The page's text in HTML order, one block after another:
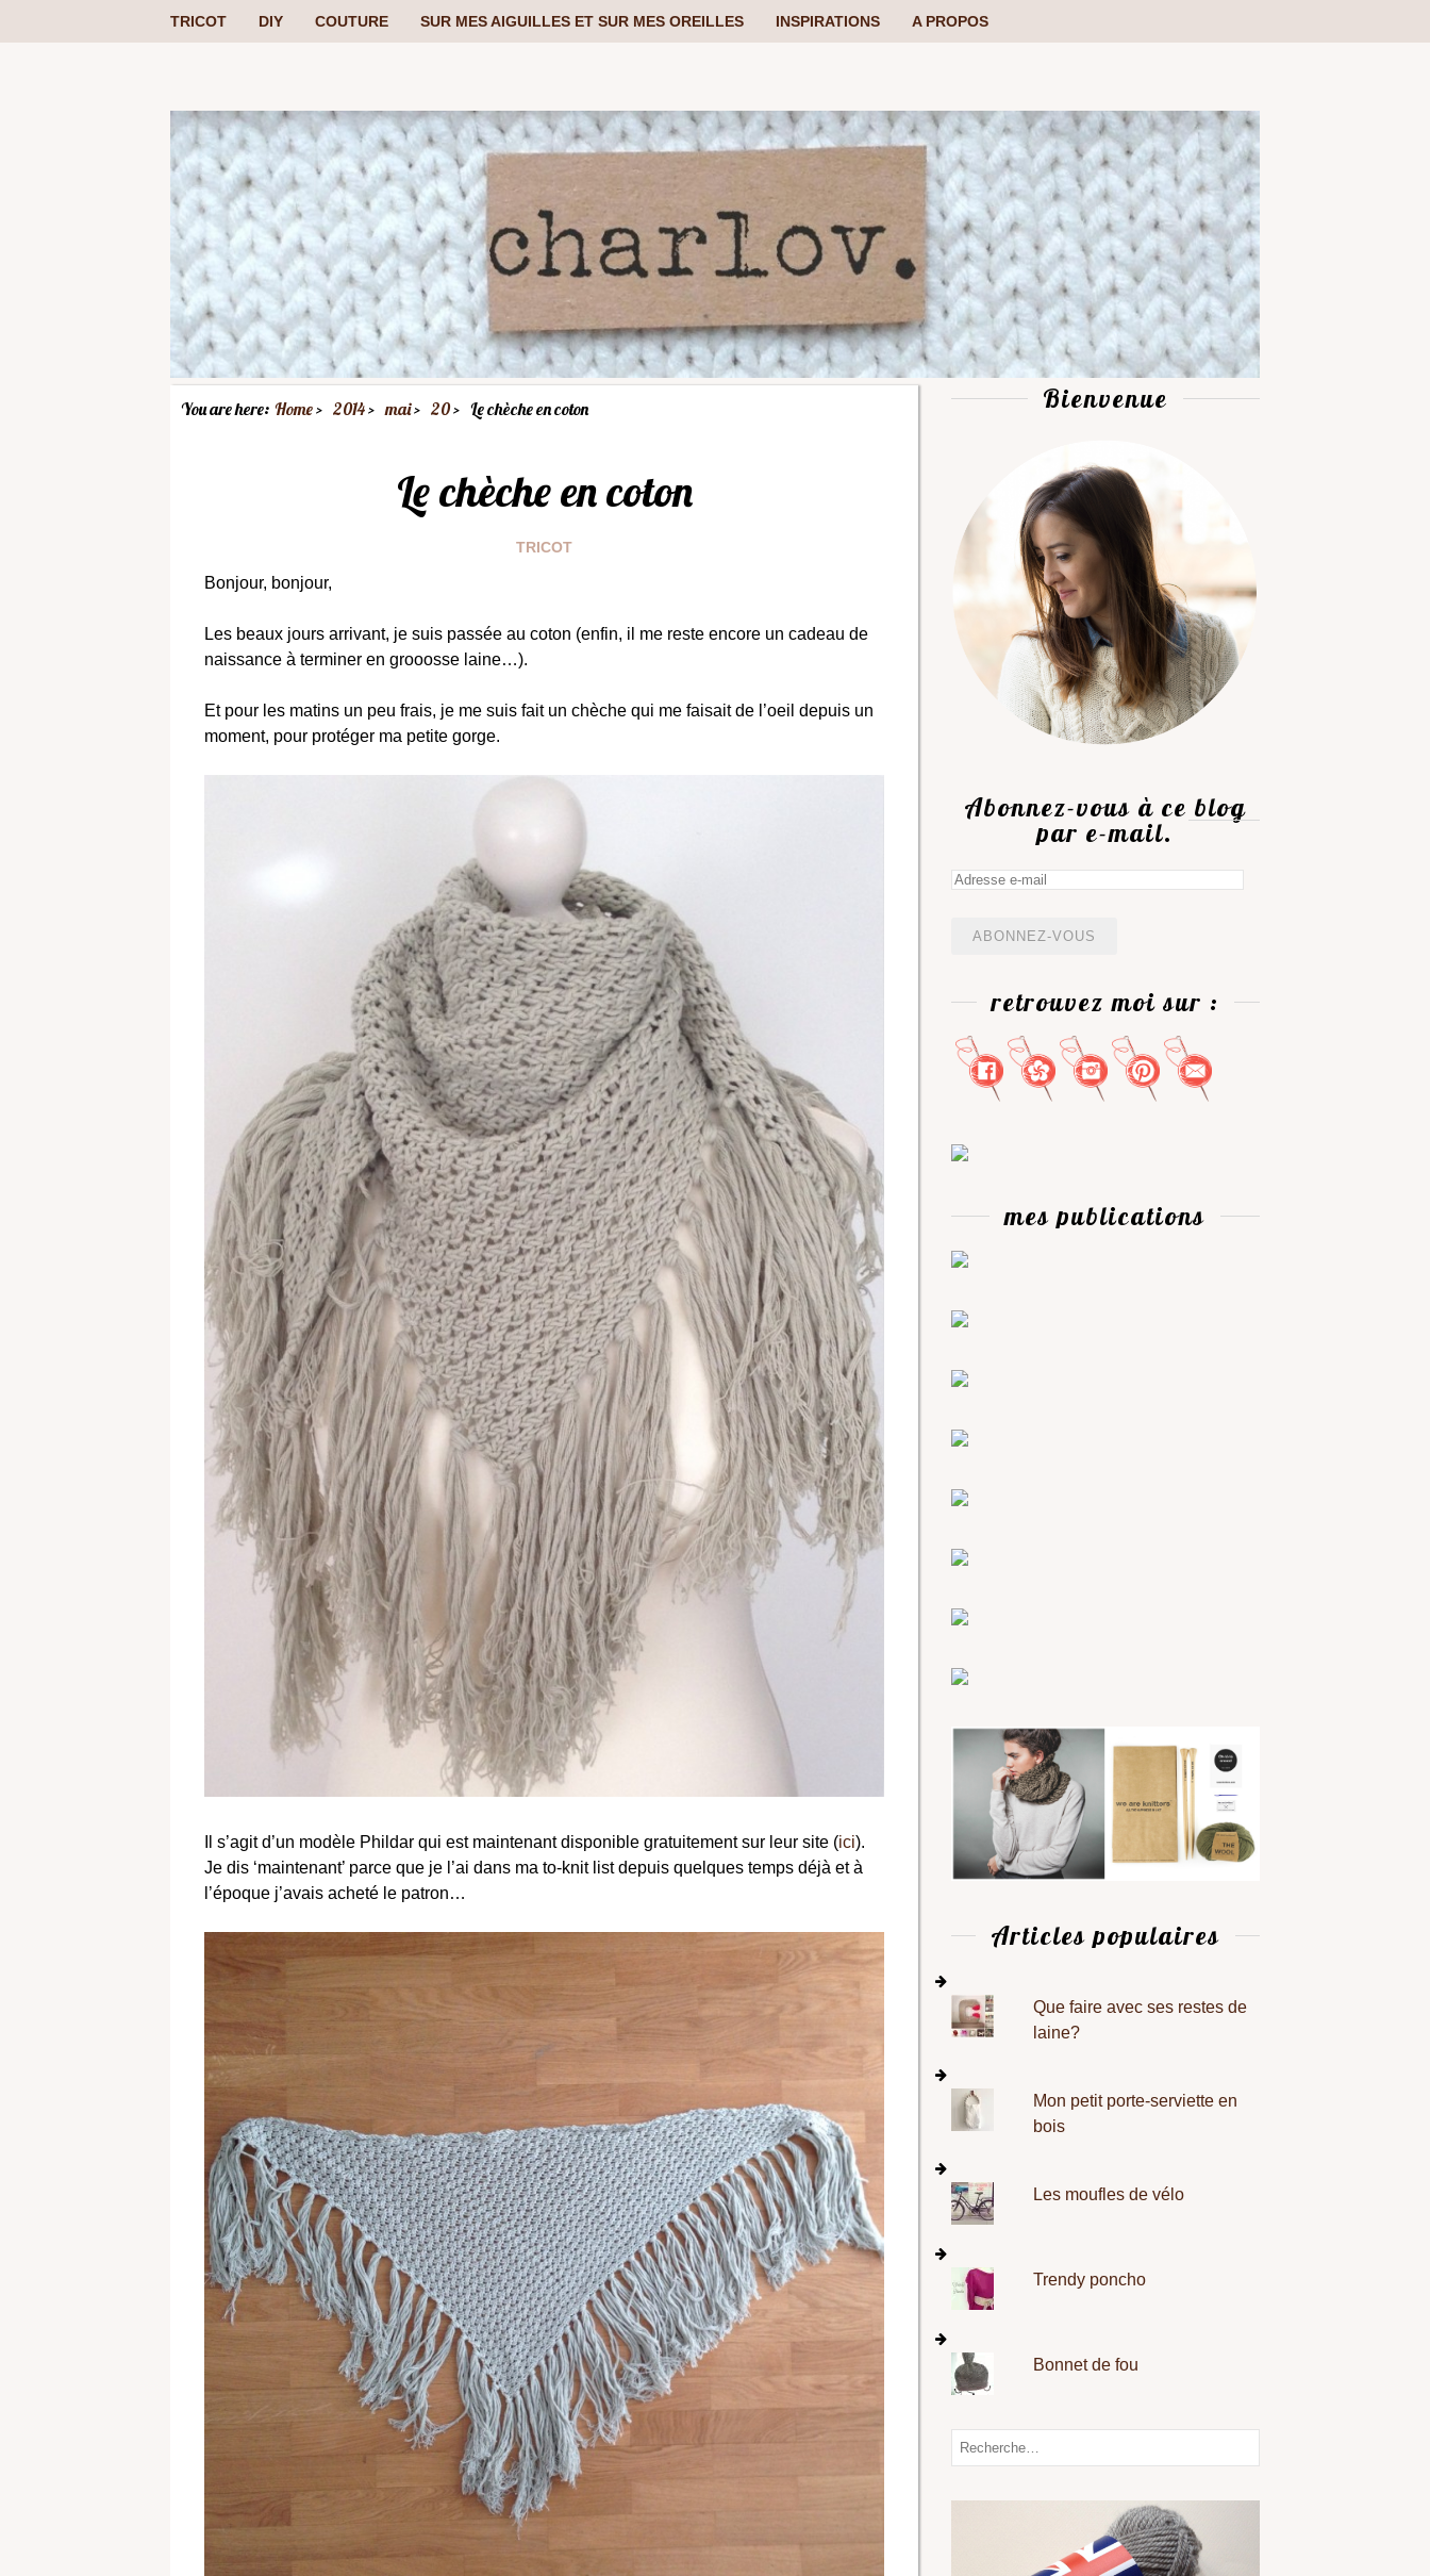
TRICOT DIY COUTURE SUR MES AIGUILLES ET SUR MES OREILLES INSPIRATIONS A PROPOS
You are here: Home 2014 mai 20 Le chèche en coton
Le chèche en coton
TRICOT
Bonjour, bonjour,
Les beaux jours arrivant, je suis passée au coton (enfin, il me reste encore un cadeau de
naissance à terminer en grooosse laine…).
Et pour les matins un peu frais, je me suis fait un chèche qui me faisait de l’oeil depuis un
moment, pour protéger ma petite gorge.
Il s’agit d’un modèle Phildar qui est maintenant disponible gratuitement sur leur site (ici).
Je dis ‘maintenant’ parce que je l’ai dans ma to-knit list depuis quelques temps déjà et à
l’époque j’avais acheté le patron…
Bienvenue
Abonnez-vous à ce blog
par e-mail.
Adresse
mail
retrouvez moi sur :
mes publications
Articles populaires
Que faire avec ses restes de
laine?
Mon petit porte-serviette en
bois
Les moufles de vélo
Trendy poncho
Bonnet de fou